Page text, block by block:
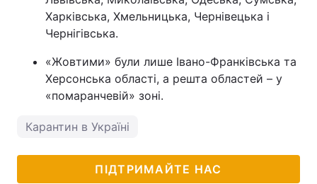
Харківська, Хмельницька, Чернівецька і
Чернігівська.
«Жовтими» були лише Івано-Франківська та
Херсонська області, а решта областей – у
«помаранчевій» зоні.
Карантин в Україні
ПІДТРИМАЙТЕ НАС